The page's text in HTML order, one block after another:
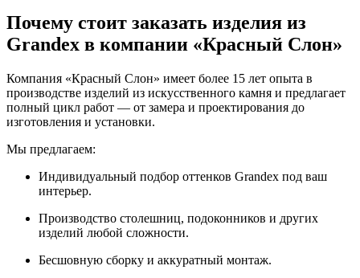
Почему стоит заказать изделия из
Grandex в компании «Красный Слон»
Компания «Красный Слон» имеет более 15 лет опыта в
производстве изделий из искусственного камня и предлагает
полный цикл работ — от замера и проектирования до
изготовления и установки.
Мы предлагаем:
Индивидуальный подбор оттенков Grandex под ваш
интерьер.
Производство столешниц, подоконников и других
изделий любой сложности.
Бесшовную сборку и аккуратный монтаж.